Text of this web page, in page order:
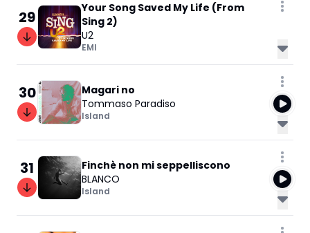
29
Your Song Saved My Life (From
Sing 2)
U2
EMI
30
Magari no
Tommaso Paradiso
Island
31
Finchè non mi seppelliscono
BLANCO
Island